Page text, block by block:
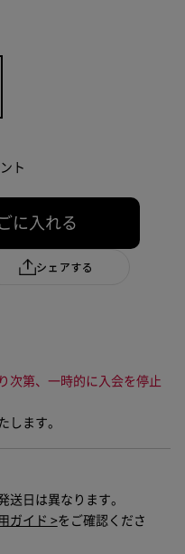
ト
に入れる
シェアする
次第、一時的に入会を停止
します。
送日は異なります。
ガイド >をご確認くださ